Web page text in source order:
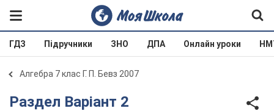
ГДЗ Підручники ЗНО ДПА Онлайн уроки
Алгебра 7 клас Г. П. Бевз 2007
Раздел Варіант 2